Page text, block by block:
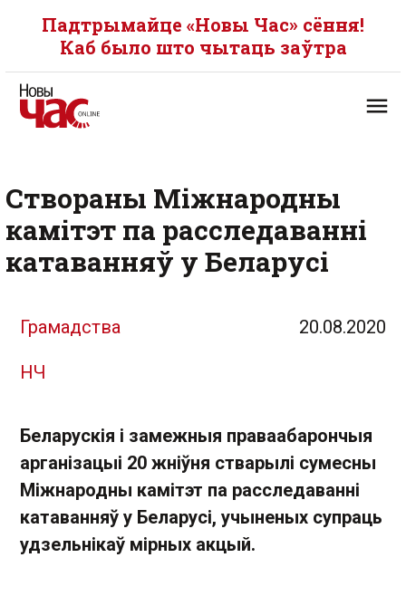
Падтрымайце «Новы Час» сёння!
Каб было што чытаць заўтра
Створаны Міжнародны
камітэт па расследаванні
катаванняў у Беларусі
Грамадства 20.08.2020
НЧ
Беларускія і замежныя праваабарончыя
арганізацыі 20 жніўня стварылі сумесны
Міжнародны камітэт па расследаванні
катаванняў у Беларусі, учыненых супраць
удзельнікаў мірных акцый.